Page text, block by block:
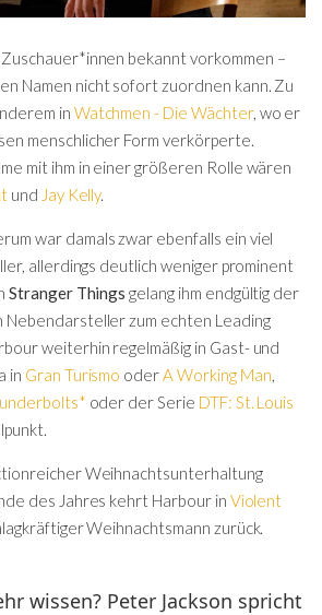
bekannt vorkommen –
Namen nicht sofort zuordnen kann. Zu
in Watchmen - Die Wächter, wo er
menschlicher Form verkörperte.
mit ihm in einer größeren Rolle wären
und Jay Kelly.
war damals zwar ebenfalls ein viel
allerdings deutlich weniger prominent
Stranger Things gelang ihm endgültig der
Nebendarsteller zum echten Leading
weiterhin regelmäßig in Gast- und
in Gran Turismo oderA Working Man,
oder der Serie DTF: St. Louis
Weihnachtsunterhaltung
des Jahres kehrt Harbour in Violent
Weihnachtsmann zurück.
wissen? Peter Jackson spricht